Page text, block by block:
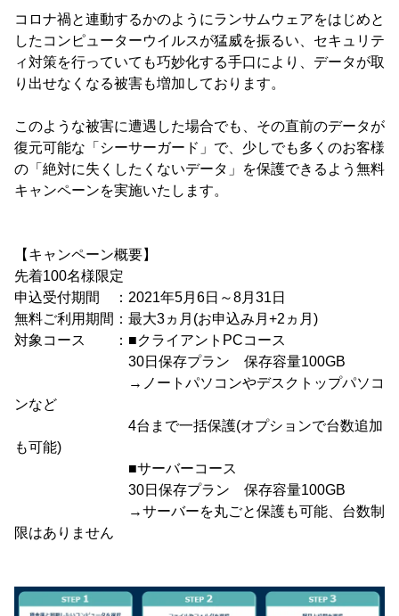
コロナ禍と連動するかのようにランサムウェアをはじめと
したコンピューターウイルスが猛威を振るい、セキュリテ
ィ対策を行っていても巧妙化する手口により、データが取
り出せなくなる被害も増加しております。
このような被害に遭遇した場合でも、その直前のデータが
復元可能な「シーサーガード」で、少しでも多くのお客様
の「絶対に失くしたくないデータ」を保護できるよう無料
キャンペーンを実施いたします。
【キャンペーン概要】
先着100名様限定
申込受付期間 ：2021年5月6日～8月31日
無料ご利用期間：最大3ヵ月(お申込み月+2ヵ月)
対象コース ：■クライアントPCコース
30日保存プラン 保存容量100GB
→ノートパソコンやデスクトップパソコ
ンなど
4台まで一括保護(オプションで台数追加
も可能)
■サーバーコース
30日保存プラン 保存容量100GB
→サーバーを丸ごと保護も可能、台数制
限はありません